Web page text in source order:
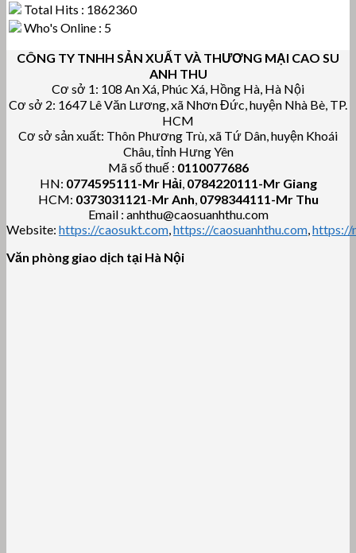
Total Hits : 1862360
Who's Online : 5
CÔNG TY TNHH SẢN XUẤT VÀ THƯƠNG MẠI CAO SU
ANH THU
Cơ sở 1: 108 An Xá, Phúc Xá, Hồng Hà, Hà Nội
Cơ sở 2: 1647 Lê Văn Lương, xã Nhơn Đức, huyện Nhà Bè, TP.
HCM
Cơ sở sản xuất: Thôn Phương Trù, xã Tứ Dân, huyện Khoái
Châu, tỉnh Hưng Yên
Mã số thuế : 0110077686
HN: 0774595111-Mr Hải, 0784220111-Mr Giang
HCM: 0373031121-Mr Anh, 0798344111-Mr Thu
Email : anhthu@caosuanhthu.com
Website: https://caosukt.com,https://caosuanhthu.com,https://
Văn phòng giao dịch tại Hà Nội